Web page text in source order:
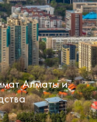
Алматы и